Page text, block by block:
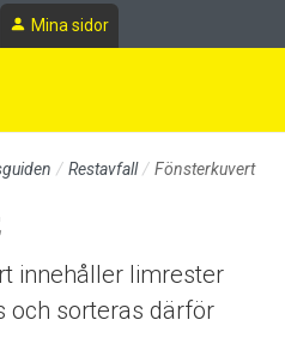
Mina sidor
Restavfall Fönsterkuvert
innehåller limrester
och sorteras därför